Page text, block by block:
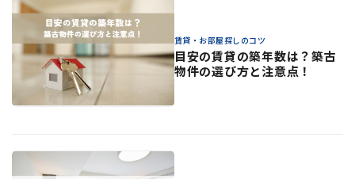
賃貸・お部屋探しのコツ
目安の賃貸の築年数は？築古
物件の選び方と注意点！